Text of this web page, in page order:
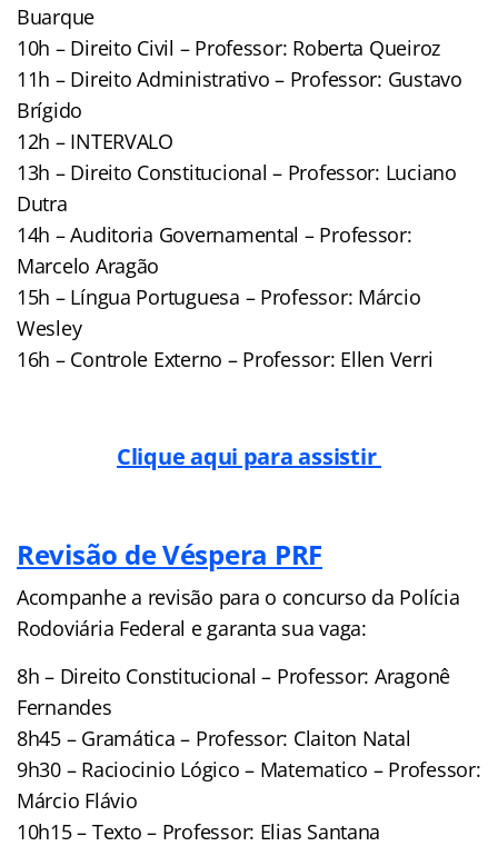
Buarque
10h – Direito Civil – Professor: Roberta Queiroz
11h – Direito Administrativo – Professor: Gustavo
Brígido
12h – INTERVALO
13h – Direito Constitucional – Professor: Luciano
Dutra
14h – Auditoria Governamental – Professor:
Marcelo Aragão
15h – Língua Portuguesa – Professor: Márcio
Wesley
16h – Controle Externo – Professor: Ellen Verri
Clique aqui para assistir
Revisão de Véspera PRF
Acompanhe a revisão para o concurso da Polícia
Rodoviária Federal e garanta sua vaga:
8h – Direito Constitucional – Professor: Aragonê
Fernandes
8h45 – Gramática – Professor: Claiton Natal
9h30 – Raciocinio Lógico – Matematico – Professor:
Márcio Flávio
10h15 – Texto – Professor: Elias Santana